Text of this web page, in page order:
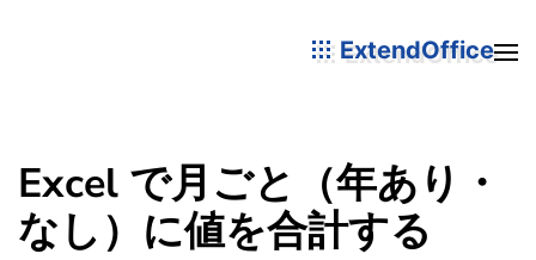
ExtendOffice
Excel で月ごと（年あり・
なし）に値を合計する